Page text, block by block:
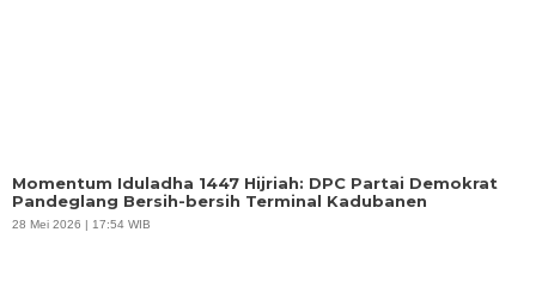
Momentum Iduladha 1447 Hijriah: DPC Partai Demokrat
Pandeglang Bersih-bersih Terminal Kadubanen
28 Mei 2026 | 17:54 WIB